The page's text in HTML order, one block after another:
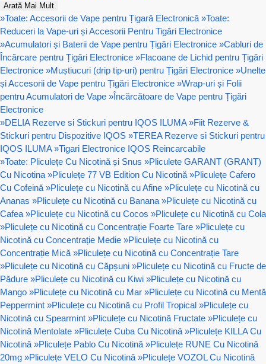
Arată Mai Mult
»Toate: Accesorii de Vape pentru Țigară Electronică »Toate:
Reduceri la Vape-uri și Accesorii Pentru Tigări Electronice
»Acumulatori și Baterii de Vape pentru Țigări Electronice »Cabluri de
Încărcare pentru Țigări Electronice »Flacoane de Lichid pentru Țigări
Electronice »Muștiucuri (drip tip-uri) pentru Țigări Electronice »Unelte
și Accesorii de Vape pentru Țigări Electronice »Wrap-uri și Folii
pentru Acumulatori de Vape »Încărcătoare de Vape pentru Țigări
Electronice
»DELIA Rezerve si Stickuri pentru IQOS ILUMA »Fiit Rezerve &
Stickuri pentru Dispozitive IQOS »TEREA Rezerve si Stickuri pentru
IQOS ILUMA »Tigari Electronice IQOS Reincarcabile
»Toate: Pliculețe Cu Nicotină și Snus »Pliculete GARANT (GRANT)
Cu Nicotina »Pliculețe 77 VB Edition Cu Nicotină »Pliculețe Cafero
Cu Cofeină »Pliculețe cu Nicotină cu Afine »Pliculețe cu Nicotină cu
Ananas »Pliculețe cu Nicotină cu Banana »Pliculețe cu Nicotină cu
Cafea »Pliculețe cu Nicotină cu Cocos »Pliculețe cu Nicotină cu Cola
»Pliculețe cu Nicotină cu Concentrație Foarte Tare »Pliculețe cu
Nicotină cu Concentrație Medie »Pliculețe cu Nicotină cu
Concentrație Mică »Pliculețe cu Nicotină cu Concentrație Tare
»Pliculețe cu Nicotină cu Căpșuni »Pliculețe cu Nicotină cu Fructe de
Pădure »Pliculețe cu Nicotină cu Kiwi »Pliculețe cu Nicotină cu
Mango »Pliculețe cu Nicotină cu Mar »Pliculețe cu Nicotină cu Mentă
Peppermint »Pliculețe cu Nicotină cu Profil Tropical »Pliculețe cu
Nicotină cu Spearmint »Pliculețe cu Nicotină Fructate »Pliculețe cu
Nicotină Mentolate »Pliculețe Cuba Cu Nicotină »Pliculețe KILLA Cu
Nicotină »Pliculețe Pablo Cu Nicotină »Pliculețe RUNE Cu Nicotină
20mg »Pliculețe VELO Cu Nicotină »Pliculețe VOZOL Cu Nicotină